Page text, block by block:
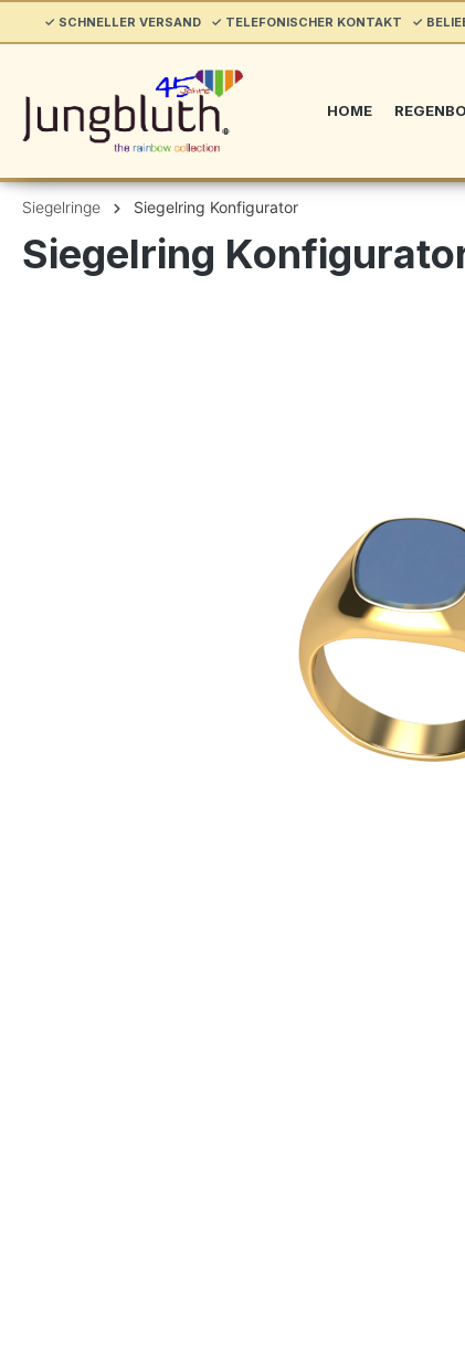
Zur Hauptnavigation springen
✓ SCHNELLER VERSAND ✓ TELEFONISCHER KONTAKT ✓
HOME
Siegelringe Siegelring Konfigurator
Siegelring